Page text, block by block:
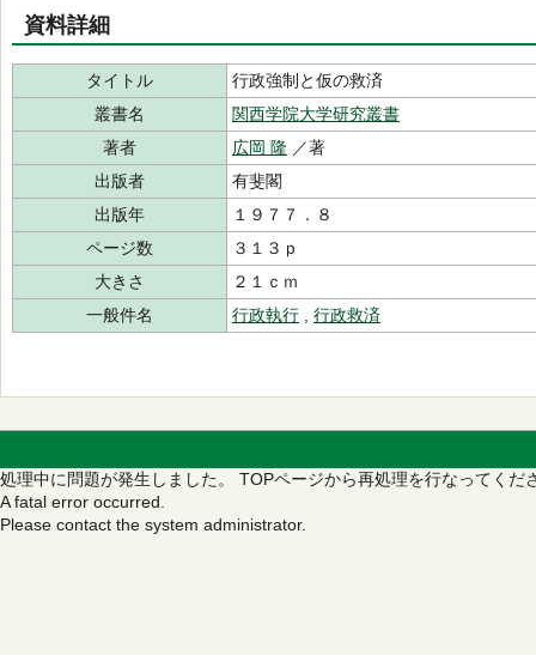
資料詳細
タイトル
行政強制と仮の救済
叢書名
関西学院大学研究叢書
著者
広岡 隆 ／著
出版者
有斐閣
出版年
１９７７．８
ページ数
３１３ｐ
大きさ
２１ｃｍ
一般件名
行政執行 行政救済
処理中に問題が発生しました。 TOPページから再処理を行なってくだ
A fatal error occurred.
Please contact the system administrator.